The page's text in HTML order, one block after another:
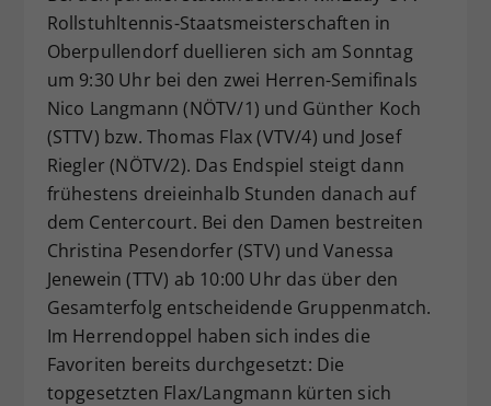
Rollstuhltennis-Staatsmeisterschaften in
Oberpullendorf duellieren sich am Sonntag
um 9:30 Uhr bei den zwei Herren-Semifinals
Nico Langmann (NÖTV/1) und Günther Koch
(STTV) bzw. Thomas Flax (VTV/4) und Josef
Riegler (NÖTV/2). Das Endspiel steigt dann
frühestens dreieinhalb Stunden danach auf
dem Centercourt. Bei den Damen bestreiten
Christina Pesendorfer (STV) und Vanessa
Jenewein (TTV) ab 10:00 Uhr das über den
Gesamterfolg entscheidende Gruppenmatch.
Im Herrendoppel haben sich indes die
Favoriten bereits durchgesetzt: Die
topgesetzten Flax/Langmann kürten sich